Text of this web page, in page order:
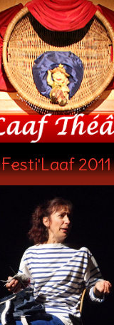
Festi'Laaf 2011